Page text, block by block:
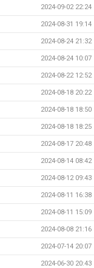
2024-09-02 22:24
2024-08-31 19:14
2024-08-24 21:32
2024-08-24 10:07
2024-08-22 12:52
2024-08-18 20:22
2024-08-18 18:50
2024-08-18 18:25
2024-08-17 20:48
2024-08-14 08:42
2024-08-12 09:43
2024-08-11 16:38
2024-08-11 15:09
2024-08-08 21:16
2024-07-14 20:07
2024-06-30 20:43